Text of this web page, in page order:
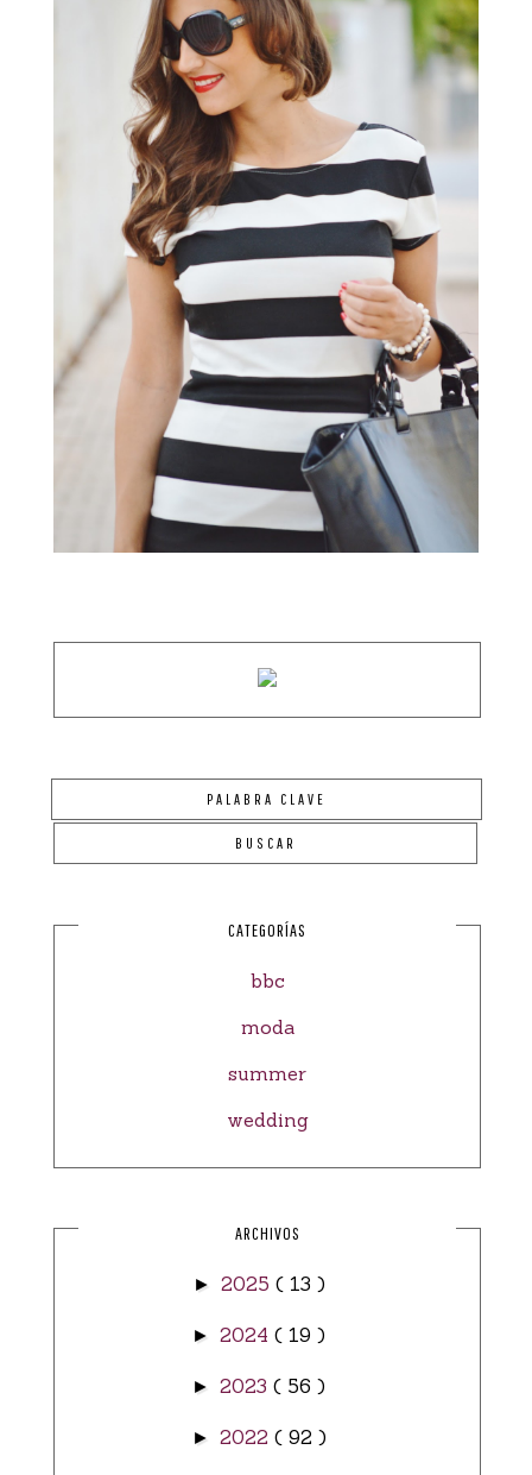
CATEGORÍAS
bbc
moda
summer
wedding
ARCHIVOS
► 2025 ( 13 )
► 2024 ( 19 )
► 2023 ( 56 )
► 2022 ( 92 )